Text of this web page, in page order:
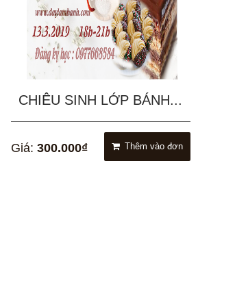
CHIÊU SINH LỚP BÁNH...
Giá: 300.000₫ Thêm vào đơn